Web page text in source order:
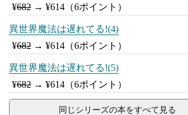
¥682 → ¥614 （6ポイント）
異世界魔法は遅れてる!(4)
¥682 → ¥614 （6ポイント）
異世界魔法は遅れてる!(5)
¥682 → ¥614 （6ポイント）
同じシリーズの本をすべて見る